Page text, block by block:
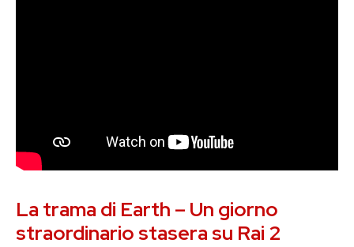
La trama di Earth – Un giorno
straordinario stasera su Rai 2